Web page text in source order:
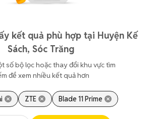
kết quả phù hợp tại Huyện Kế
Sách, Sóc Trăng
số bộ lọc hoặc thay đổi khu vực tìm
để xem nhiều kết quả hơn
ZTE Blade 11 Prime